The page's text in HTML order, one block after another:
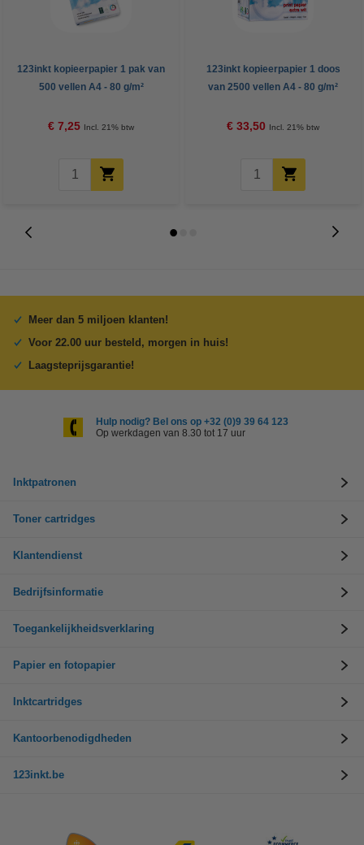
123inkt kopieerpapier 1 pak van
500 vellen A4 - 80 g/m²
€ 7,25 Incl. 21% btw
123inkt kopieerpapier 1 doos
van 2500 vellen A4 - 80 g/m²
€ 33,50 Incl. 21% btw
Meer dan 5 miljoen klanten!
Voor 22.00 uur besteld, morgen in huis!
Laagsteprijsgarantie!
Hulp nodig? Bel ons op +32 (0)9 39 64 123
Op werkdagen van 8.30 tot 17 uur
Inktpatronen
Toner cartridges
Klantendienst
Bedrijfsinformatie
Toegankelijkheidsverklaring
Papier en fotopapier
Inktcartridges
Kantoorbenodigdheden
123inkt.be